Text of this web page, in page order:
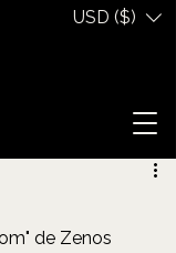
USD ($)
de Zenos